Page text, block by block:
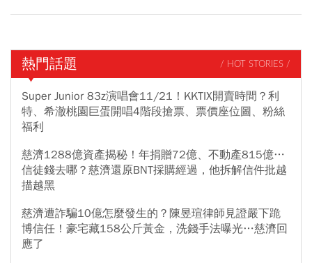
熱門話題 / HOT STORIES /
Super Junior 83z演唱會11/21！KKTIX開賣時間？利
特、希澈桃園巨蛋開唱4階段搶票、票價座位圖、粉絲
福利
慈濟1288億資產揭秘！年捐贈72億、不動產815億…
信徒錢去哪？慈濟還原BNT採購經過，他拆解信件批越
描越黑
慈濟遭詐騙10億怎麼發生的？陳昱瑄律師見證嚴下跪
博信任！豪宅藏158公斤黃金，洗錢手法曝光…慈濟回
應了